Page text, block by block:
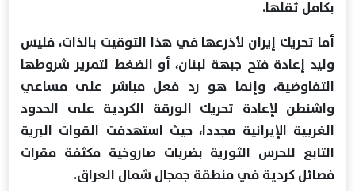
بكامل ثقلها.
أما تحريك إيران لأذرعها في هذا التوقيت بالذات، فليس
وليد إعادة فتح جبهة لبنان، أو الضغط لتمرير شروطها
التفاوضية، وإنما هو رد فعل مباشر على مساعي
واشنطن لإعادة تحريك الورقة الكردية على الحدود
الغربية الإيرانية مجددا، حيث استهدفت القوات البرية
التابع للحرس الثورية بضربات صاروخية مكثفة مقرات
فصائل كردية في منطقة جمجال شمال العراق.